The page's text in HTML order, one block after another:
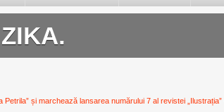
Petrila” și marchează lansarea numărului 7 al revistei „Ilustrația”